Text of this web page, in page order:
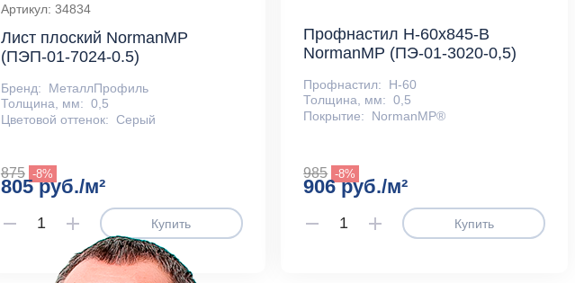
Артикул: 34834
Лист плоский NormanMP
(ПЭП-01-7024-0.5)
Бренд:
МеталлПрофиль
Толщина, мм: 0,5
Цветовой оттенок: Серый
875 -8%
805 руб./м²
Купить
Профнастил Н-60x845-B
NormanMP (ПЭ-01-3020-0,5)
Профнастил:
Н-60
Толщина, мм: 0,5
Покрытие:
NormanMP®
985 -8%
906 руб./м²
Купить